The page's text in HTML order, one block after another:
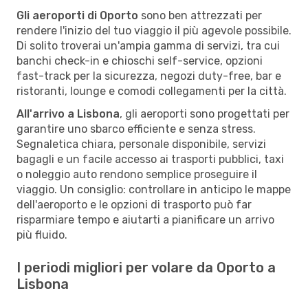
Gli aeroporti di Oporto sono ben attrezzati per
rendere l'inizio del tuo viaggio il più agevole possibile.
Di solito troverai un'ampia gamma di servizi, tra cui
banchi check-in e chioschi self-service, opzioni
fast-track per la sicurezza, negozi duty-free, bar e
ristoranti, lounge e comodi collegamenti per la città.
All'arrivo a Lisbona, gli aeroporti sono progettati per
garantire uno sbarco efficiente e senza stress.
Segnaletica chiara, personale disponibile, servizi
bagagli e un facile accesso ai trasporti pubblici, taxi
o noleggio auto rendono semplice proseguire il
viaggio. Un consiglio: controllare in anticipo le mappe
dell'aeroporto e le opzioni di trasporto può far
risparmiare tempo e aiutarti a pianificare un arrivo
più fluido.
I periodi migliori per volare da Oporto a
Lisbona